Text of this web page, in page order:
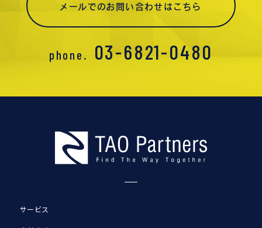
メールでのお問い合わせはこちら
phone. 03-6821-0480
サービス